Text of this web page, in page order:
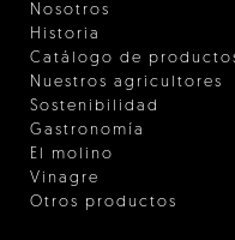
Nosotros
Historia
Catálogo de
Nuestros agricultores
Sostenibilidad
Gastronomía
El molino
Vinagre
Otros productos